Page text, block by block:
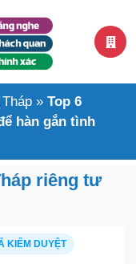
» Top 6
hàn gắn tình
riêng tư
KIỂM DUYỆT